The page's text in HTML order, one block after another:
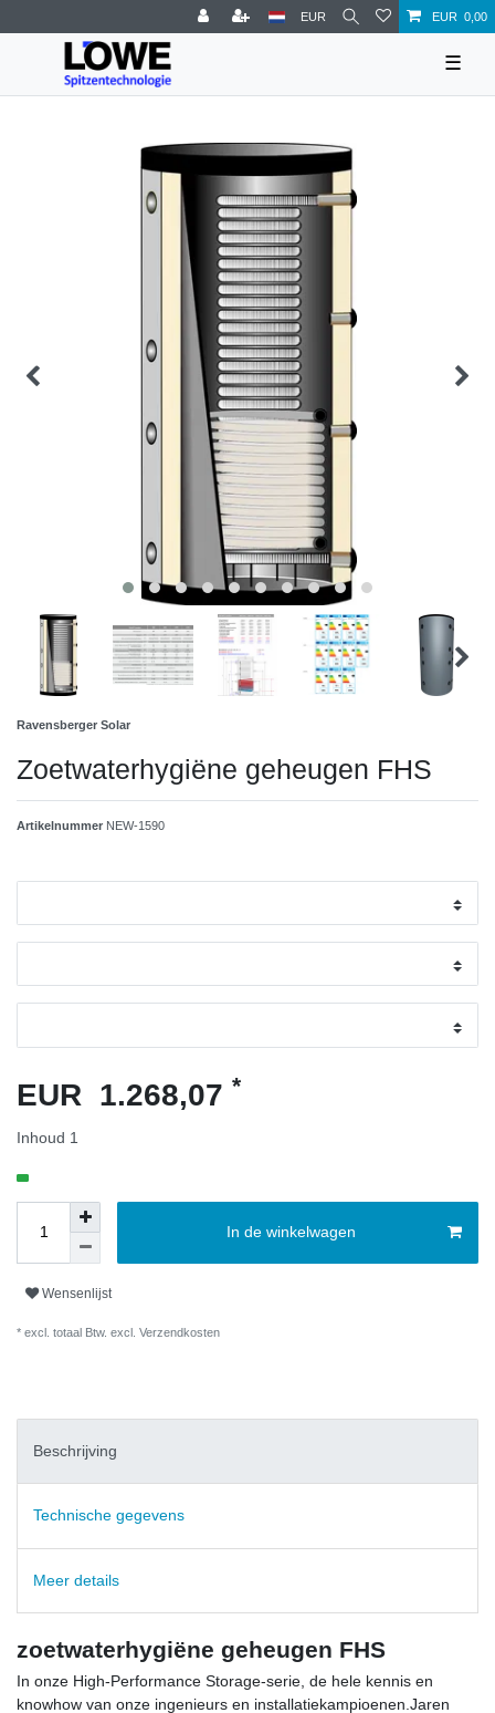
EUR EUR 0,00
☰
Ravensberger Solar
Zoetwaterhygiëne geheugen FHS
Artikelnummer NEW-1590
EUR 1.268,07 *
Inhoud 1
In de winkelwagen
Wensenlijst
* excl. totaal Btw. excl. Verzendkosten
Beschrijving
Technische gegevens
Meer details
zoetwaterhygiëne geheugen FHS
In onze High-Performance Storage-serie, de hele kennis en
knowhow van onze ingenieurs en installatiekampioenen.Jaren